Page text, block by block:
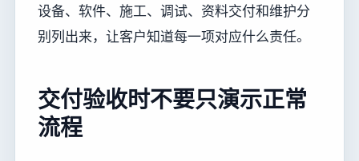
设备、软件、施工、调试、资料交付和维护分
别列出来，让客户知道每一项对应什么责任。
交付验收时不要只演示正常
流程